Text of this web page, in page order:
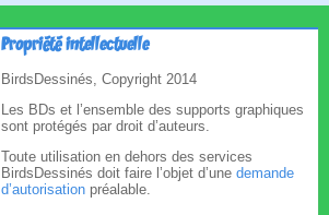
Propriété intellectuelle
BirdsDessinés, Copyright 2014
Les BDs et l’ensemble des supports graphiques
sont protégés par droit d’auteurs.
Toute utilisation en dehors des services
BirdsDessinés doit faire l’objet d’une demande
d’autorisation préalable.